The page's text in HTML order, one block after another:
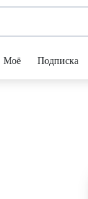
Моё Подписка